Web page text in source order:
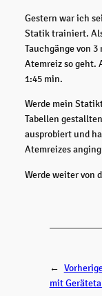
Gestern war ich
Statik trainiert.
Tauchgänge von
Atemreiz so geht.
1:45 min.
Werde mein
Tabellen
ausprobiert und
Atemreizes
Werde weiter von
←
mit